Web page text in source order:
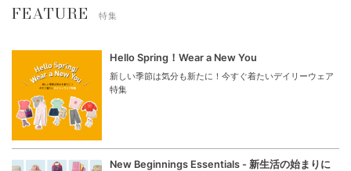
FEATURE 特集
Hello Spring！Wear a New You
新しい季節は気分も新たに！今すぐ着たいデイリーウェア
特集
New Beginnings Essentials - 新生活の始まりに